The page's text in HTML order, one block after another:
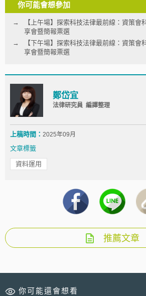
你可能會想參加
【上午場】探索科技法律最前線：資策會
享會暨簡報票選
【下午場】探索科技法律最前線：資策會
享會暨簡報票選
鄭岱宜
法律研究員 編譯整理
上稿時間： 2025年09月
文章標籤
資料運用
推薦文章
你可能還會想看